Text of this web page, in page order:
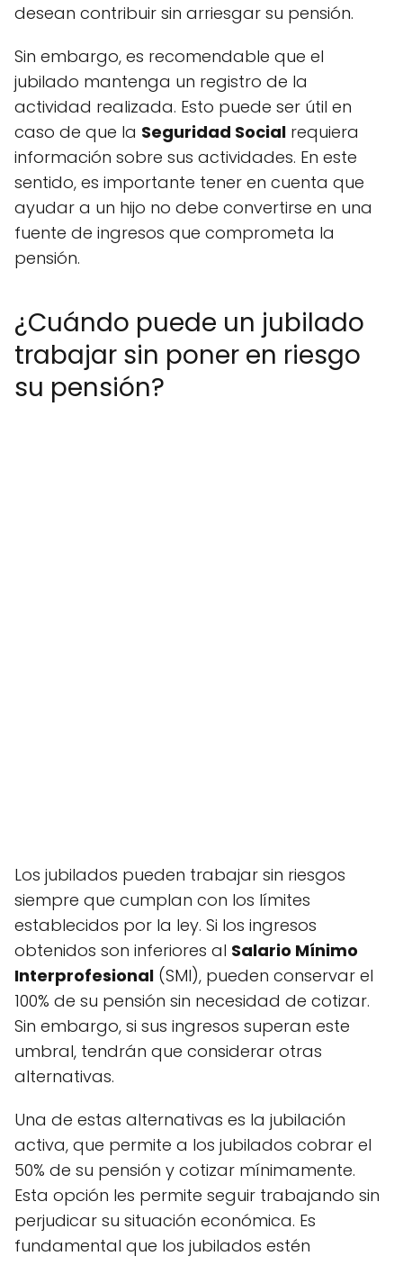
desean contribuir sin arriesgar su pensión.
Sin embargo, es recomendable que el
jubilado mantenga un registro de la
actividad realizada. Esto puede ser útil en
caso de que la Seguridad Social requiera
información sobre sus actividades. En este
sentido, es importante tener en cuenta que
ayudar a un hijo no debe convertirse en una
fuente de ingresos que comprometa la
pensión.
¿Cuándo puede un jubilado
trabajar sin poner en riesgo
su pensión?
Los jubilados pueden trabajar sin riesgos
siempre que cumplan con los límites
establecidos por la ley. Si los ingresos
obtenidos son inferiores al Salario Mínimo
Interprofesional (SMI), pueden conservar el
100% de su pensión sin necesidad de cotizar.
Sin embargo, si sus ingresos superan este
umbral, tendrán que considerar otras
alternativas.
Una de estas alternativas es la jubilación
activa, que permite a los jubilados cobrar el
50% de su pensión y cotizar mínimamente.
Esta opción les permite seguir trabajando sin
perjudicar su situación económica. Es
fundamental que los jubilados estén